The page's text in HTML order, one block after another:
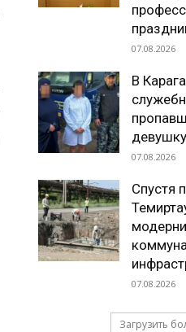
07.08.2026
В
девушку
07.08.2026
Спустя
07.08.2026
Загрузить